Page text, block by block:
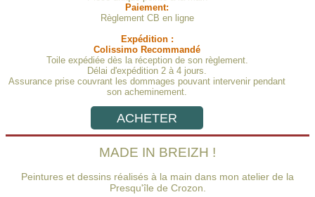
Paiement:
Règlement CB en ligne
Expédition :
Colissimo Recommandé
Toile expédiée dès la réception de son règlement.
Délai d'expédition 2 à 4 jours.
Assurance prise couvrant les dommages pouvant intervenir pendant
son acheminement.
ACHETER
MADE IN BREIZH !
Peintures et dessins réalisés à la main dans mon atelier de la
Presqu'île de Crozon.